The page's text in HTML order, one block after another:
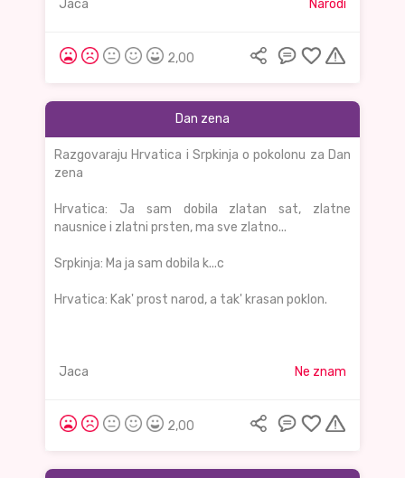
Jaca Narodi
2,00
Dan zena
Razgovaraju Hrvatica i Srpkinja o pokolonu za Dan
zena
Hrvatica: Ja sam dobila zlatan sat, zlatne
nausnice i zlatni prsten, ma sve zlatno...
Srpkinja: Ma ja sam dobila k...c
Hrvatica: Kak' prost narod, a tak' krasan poklon.
Jaca Ne znam
2,00